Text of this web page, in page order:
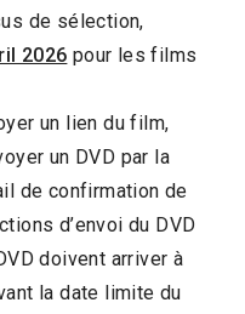
de sélection,
2026 pour les films
un lien du film,
un DVD par la
de confirmation de
d’envoi du DVD
doivent arriver à
la date limite du